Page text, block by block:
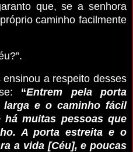
que, se a senhora
caminho facilmente
a respeito desses
“Entrem pela porta
e o caminho fácil
muitas pessoas que
A porta estreita e o
a vida [Céu], e poucas